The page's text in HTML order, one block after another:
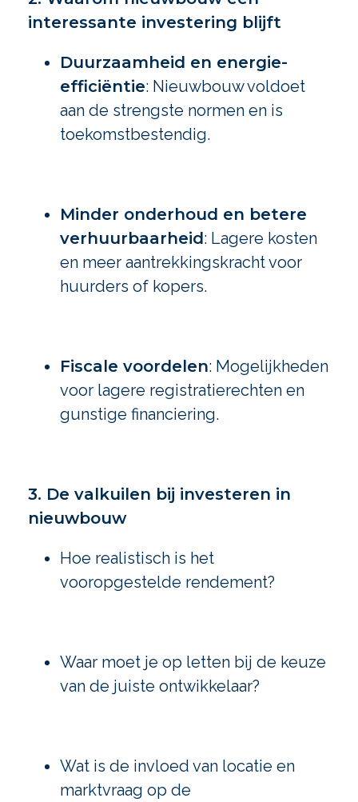
interessante investering blijft
Duurzaamheid en energie-
efficiëntie: Nieuwbouw voldoet
aan de strengste normen en is
toekomstbestendig.
Minder onderhoud en betere
verhuurbaarheid: Lagere kosten
en meer aantrekkingskracht voor
huurders of kopers.
Fiscale voordelen: Mogelijkheden
voor lagere registratierechten en
gunstige financiering.
3. De valkuilen bij investeren in
nieuwbouw
Hoe realistisch is het
vooropgestelde rendement?
Waar moet je op letten bij de keuze
van de juiste ontwikkelaar?
Wat is de invloed van locatie en
marktvraag op de